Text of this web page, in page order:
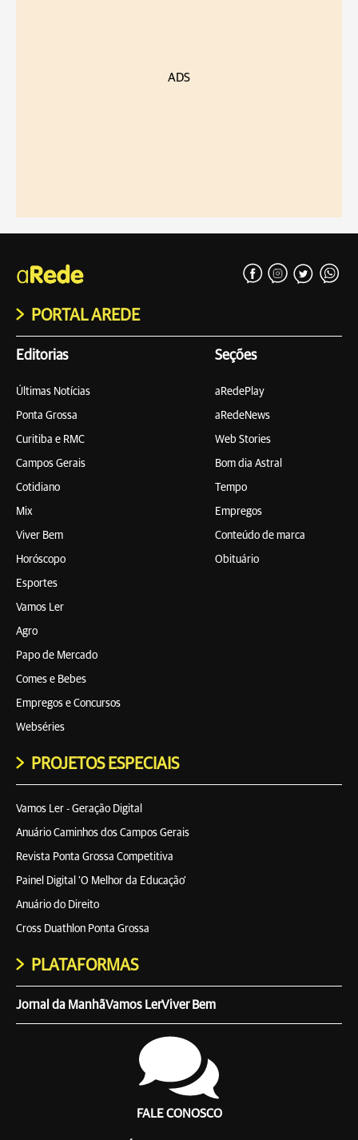
ADS
PORTAL AREDE
Editorias
Últimas Notícias
Ponta Grossa
Curitiba e RMC
Campos Gerais
Cotidiano
Mix
Viver Bem
Horóscopo
Esportes
Vamos Ler
Agro
Papo de Mercado
Comes e Bebes
Empregos e Concursos
Webséries
Seções
aRedePlay
aRedeNews
Web Stories
Bom dia Astral
Tempo
Empregos
Conteúdo de marca
Obituário
PROJETOS ESPECIAIS
Vamos Ler - Geração Digital
Anuário Caminhos dos Campos Gerais
Revista Ponta Grossa Competitiva
Painel Digital 'O Melhor da Educação'
Anuário do Direito
Cross Duathlon Ponta Grossa
PLATAFORMAS
Jornal da ManhãVamos LerViver Bem
FALE CONOSCO